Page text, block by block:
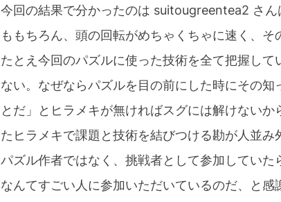
今回の結果で分かったのは suitougreentea2 さ
ももちろん、頭の回転がめちゃくちゃに速く、
たとえ今回のパズルに使った技術を全て把握し
ない。なぜならパズルを目の前にした時にその
とだ」とヒラメキが無ければスグには解けない
たヒラメキで課題と技術を結びつける勘が人並
パズル作者ではなく、挑戦者として参加してい
なんてすごい人に参加いただいているのだ、と